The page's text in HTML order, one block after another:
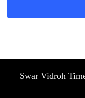
Swar Vidroh